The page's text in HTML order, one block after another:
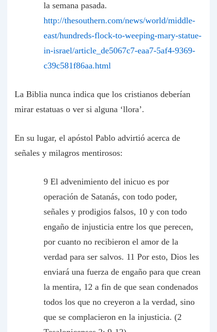
la semana pasada.
http://thesouthern.com/news/world/middle-
east/hundreds-flock-to-weeping-mary-statue-
in-israel/article_de5067c7-eaa7-5af4-9369-
c39c581f86aa.html
La Biblia nunca indica que los cristianos deberían
mirar estatuas o ver si alguna ‘llora’.
En su lugar, el apóstol Pablo advirtió acerca de
señales y milagros mentirosos:
9 El advenimiento del inicuo es por
operación de Satanás, con todo poder,
señales y prodigios falsos, 10 y con todo
engaño de injusticia entre los que perecen,
por cuanto no recibieron el amor de la
verdad para ser salvos. 11 Por esto, Dios les
enviará una fuerza de engaño para que crean
la mentira, 12 a fin de que sean condenados
todos los que no creyeron a la verdad, sino
que se complacieron en la injusticia. (2